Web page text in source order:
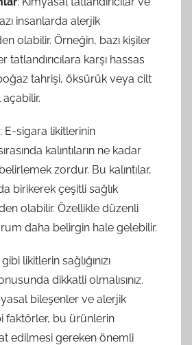
insanlarda alerjik
olabilir. Örneğin, bazı kişiler
karşı hassas
tahrişi, öksürük veya cilt
: E-sigara likitlerinin
kalıntıların ne kadar
zordur. Bu kalıntılar,
birikerek çeşitli sağlık
olabilir. Özellikle düzenli
daha belirgin hale gelebilir.
likitlerin sağlığınızı
dikkatli olmalısınız.
bileşenler ve alerjik
faktörler, bu ürünlerin
edilmesi gereken önemli